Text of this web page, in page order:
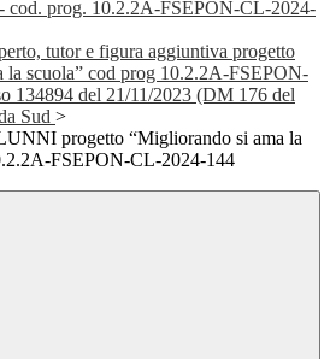
cod. prog. 10.2.2A-FSEPON-CL-2024-
tutor e figura aggiuntiva progetto
la scuola” cod prog 10.2.2A-FSEPON-
134894 del 21/11/2023 (DM 176 del
Sud >
progetto “Migliorando si ama la
FSEPON-CL-2024-144